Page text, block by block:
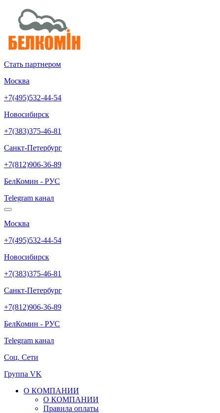
Стать партнером
Москва
+7(495)532-44-54
Новосибирск
+7(383)375-46-81
Санкт-Петербург
+7(812)906-36-89
БелКомин - РУС
Telegram канал
Москва
+7(495)532-44-54
Новосибирск
+7(383)375-46-81
Санкт-Петербург
+7(812)906-36-89
БелКомин - РУС
Telegram канал
Соц. Сети
Группа VK
О КОМПАНИИ
О КОМПАНИИ
Правила оплаты